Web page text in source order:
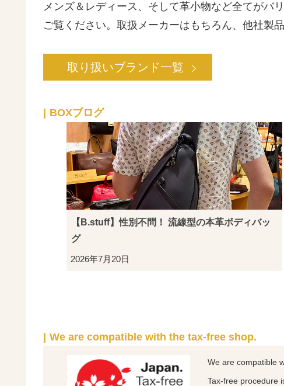
メンズ＆レディース、そして革小物など全てがバ
ご覧ください。取扱メーカーはもちろん、他社製
取り扱いブランド一覧
BOXブログ
【B.stuff】性別不問！ 流線型の本革ボディバッ
グ
2026年7月20日
We are compatible with the tax-free shop.
We are compatible
Tax-free procedure